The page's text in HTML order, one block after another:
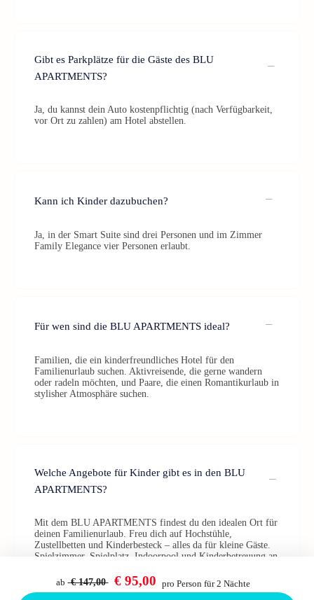
Gibt es Parkplätze für die Gäste des BLU
APARTMENTS?
Ja, du kannst dein Auto kostenpflichtig (nach Verfügbarkeit,
vor Ort zu zahlen) am Hotel abstellen.
Kann ich Kinder dazubuchen?
Ja, in der Smart Suite sind drei Personen und im Zimmer
Family Elegance vier Personen erlaubt.
Für wen sind die BLU APARTMENTS ideal?
Familien, die ein kinderfreundliches Hotel für den
Familienurlaub suchen. Aktivreisende, die gerne wandern
oder radeln möchten, und Paare, die einen Romantikurlaub in
stylisher Atmosphäre suchen.
Welche Angebote für Kinder gibt es in den BLU
APARTMENTS?
Mit dem BLU APARTMENTS findest du den idealen Ort für
deinen Familienurlaub. Freu dich auf Hochstühle,
Zustellbetten und Kinderbesteck – alles da für kleine Gäste.
Spielzimmer, Spielplatz, Indoorpool und Kinderbetreuung an
für jede Menge Spaß.
ab € 147,00 € 95,00 pro Person für 2 Nächte